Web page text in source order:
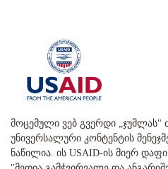
მოცემული ვებ გვერდი „ჯუმლას"
უნივერსალური კონტენტის
ნაწილია. ის USAID-ის მიერ